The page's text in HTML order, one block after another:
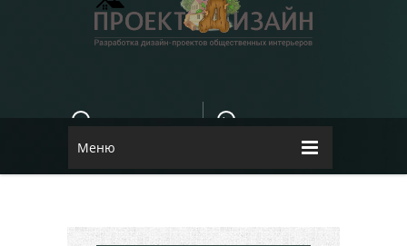
КОНТАКТЫ
E-MAIL
Меню